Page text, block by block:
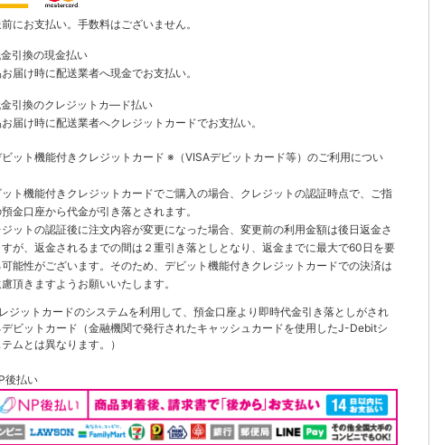
にお支払い。手数料はございません。
引換の現金払い
届け時に配送業者へ現金でお支払い。
引換のクレジットカ―ド払い
届け時に配送業者へクレジットカードでお支払い。
ビット機能付きクレジットカード ※（VISAデビットカード等） のご利用につい
ト機能付きクレジットカードでご購入の場合、クレジットの認証時点で、ご指
金口座から代金が引き落とされます。
ジットの認証後に注文内容が変更になった場合、変更前の利用金額は後日返金さ
が、返金されるまでの間は２重引き落としとなり、返金までに最大で60日を要
能性がございます。そのため、デビット機能付きクレジットカードでの決済は
慮頂きますようお願いいたします。
ジットカードのシステムを利用して、預金口座より即時代金引き落としがされ
デビットカード（金融機関で発行されたキャッシュカードを使用したJ-Debitシ
テムとは異なります。）
後払い